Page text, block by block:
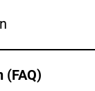
(FAQ)